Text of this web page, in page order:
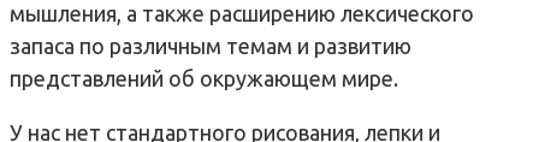
мышления, а также расширению лексического
запаса по различным темам и развитию
представлений об окружающем мире.
У нас нет стандартного рисования, лепки и